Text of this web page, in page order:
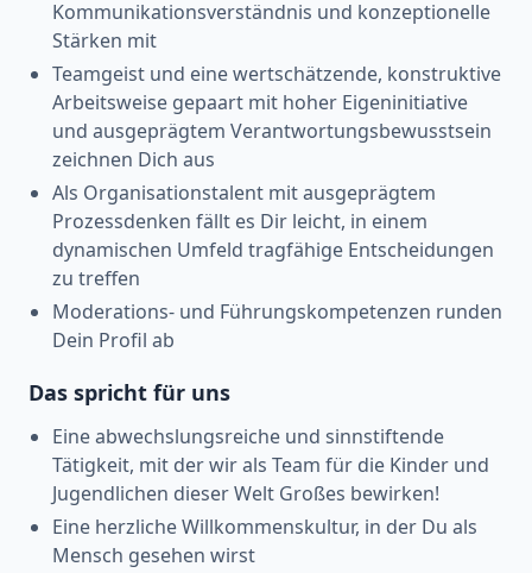
Kommunikationsverständnis und konzeptionelle
Stärken mit
Teamgeist und eine wertschätzende, konstruktive
Arbeitsweise gepaart mit hoher Eigeninitiative
und ausgeprägtem Verantwortungsbewusstsein
zeichnen Dich aus
Als Organisationstalent mit ausgeprägtem
Prozessdenken fällt es Dir leicht, in einem
dynamischen Umfeld tragfähige Entscheidungen
zu treffen
Moderations- und Führungskompetenzen runden
Dein Profil ab
Das spricht für uns
Eine abwechslungsreiche und sinnstiftende
Tätigkeit, mit der wir als Team für die Kinder und
Jugendlichen dieser Welt Großes bewirken!
Eine herzliche Willkommenskultur, in der Du als
Mensch gesehen wirst